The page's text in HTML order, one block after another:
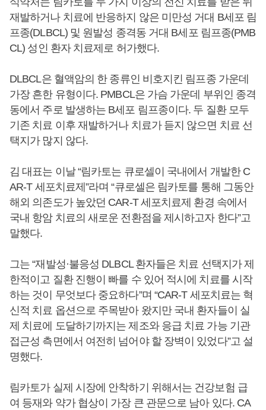
재발하거나 치료에 반응하지 않은 미만성 거대 B세포 림
프종(DLBCL) 및 원발성 종격동 거대 B세포 림프종(PMB
CL) 성인 환자 치료제로 허가했다.
DLBCL은 혈액암의 한 종류인 비호지킨 림프종 가운데
가장 흔한 유형이다. PMBCL은 가슴 가운데 부위인 종격
동에서 주로 발생하는 B세포 림프종이다. 두 질환 모두
기존 치료 이후 재발하거나 치료가 듣지 않으면 치료 선
택지가 많지 않다.
김 대표는 이날 “림카토는 큐로셀이 국내에서 개발한 C
AR-T 세포치료제”라며 “큐로셀은 림카토를 통해 그동안
해외 의존도가 높았던 CAR-T 세포치료제 환경 속에서
국내 항암 치료의 새로운 전환점을 제시하고자 한다”고
말했다.
그는 “재발성·불응성 DLBCL 환자들은 치료 선택지가 제
한적이고 질환 진행이 빠를 수 있어 적시에 치료를 시작
하는 것이 무엇보다 중요하다”며 “CAR-T 세포치료는 혁
신적 치료 옵션으로 주목받아 왔지만 국내 환자들이 실
제 치료에 도달하기까지는 제조와 응급 치료 가능 기관
접근성 측면에서 여전히 넘어야 할 장벽이 있었다”고 설
명했다.
림카토가 실제 시장에 안착하기 위해서는 건강보험 급
여 등재와 약가 협상이 가장 큰 관문으로 남아 있다. CA